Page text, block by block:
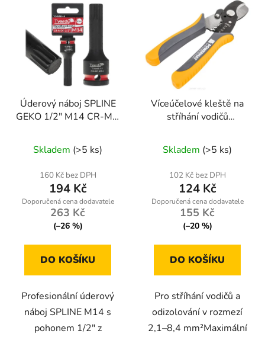
Úderový náboj SPLINE
GEKO 1/2" M14 CR-MO
autoservisy
Skladem (>5 ks)
160 Kč bez DPH
194 Kč
263 Kč
(–26 %)
DO KOŠÍKU
Profesionální úderový
náboj SPLINE M14 s
pohonem 1/2" z
Víceúčelové kleště na
stříhání vodičů
Skladem (>5 ks)
102 Kč bez DPH
124 Kč
155 Kč
(–20 %)
DO KOŠÍKU
Pro stříhání vodičů a
odizolování v rozmezí
2,1–8,4 mm²Maximální